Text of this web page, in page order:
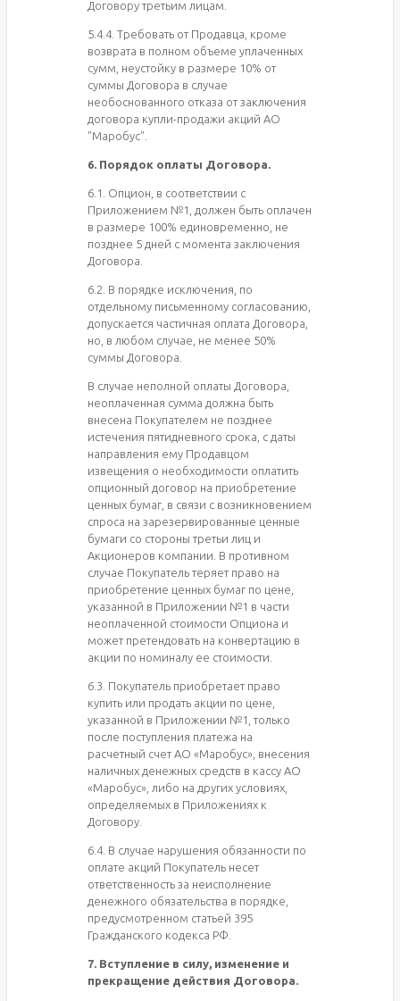
Договору третьим лицам.
5.4.4. Требовать от Продавца, кроме
возврата в полном объеме уплаченных
сумм, неустойку в размере 10% от
суммы Договора в случае
необоснованного отказа от заключения
договора купли-продажи акций АО
"Маробус".
6. Порядок оплаты Договора.
6.1. Опцион, в соответствии с
Приложением №1, должен быть оплачен
в размере 100% единовременно, не
позднее 5 дней с момента заключения
Договора.
6.2. В порядке исключения, по
отдельному письменному согласованию,
допускается частичная оплата Договора,
но, в любом случае, не менее 50%
суммы Договора.
В случае неполной оплаты Договора,
неоплаченная сумма должна быть
внесена Покупателем не позднее
истечения пятидневного срока, с даты
направления ему Продавцом
извещения о необходимости оплатить
опционный договор на приобретение
ценных бумаг, в связи с возникновением
спроса на зарезервированные ценные
бумаги со стороны третьи лиц и
Акционеров компании. В противном
случае Покупатель теряет право на
приобретение ценных бумаг по цене,
указанной в Приложении №1 в части
неоплаченной стоимости Опциона и
может претендовать на конвертацию в
акции по номиналу ее стоимости.
6.3. Покупатель приобретает право
купить или продать акции по цене,
указанной в Приложении №1, только
после поступления платежа на
расчетный счет АО «Маробус», внесения
наличных денежных средств в кассу АО
«Маробус», либо на других условиях,
определяемых в Приложениях к
Договору.
6.4. В случае нарушения обязанности по
оплате акций Покупатель несет
ответственность за неисполнение
денежного обязательства в порядке,
предусмотренном статьей 395
Гражданского кодекса РФ.
7. Вступление в силу, изменение и
прекращение действия Договора.